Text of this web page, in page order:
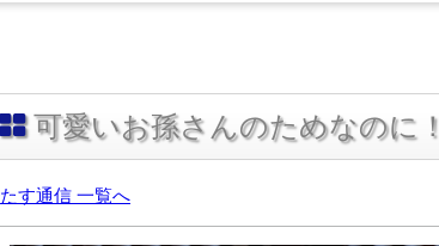
可愛いお孫さんのためなのに！
たす通信 一覧へ